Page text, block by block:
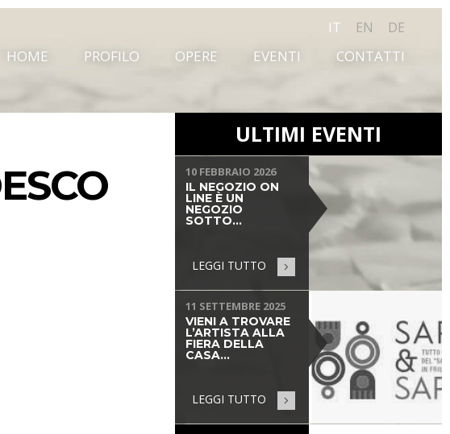
HOME PROFILO OPERE EVENTI CONTATTI
IT EN DE
ULTIMI EVENTI
10 FEBBRAIO 2026
IL NEGOZIO ON
LINE È UN
NEGOZIO
SOTTO...
LEGGI TUTTO
11 SETTEMBRE 2025
VIENI A TROVARE
L’ARTISTA ALLA
FIERA DELLA
CASA...
LEGGI TUTTO